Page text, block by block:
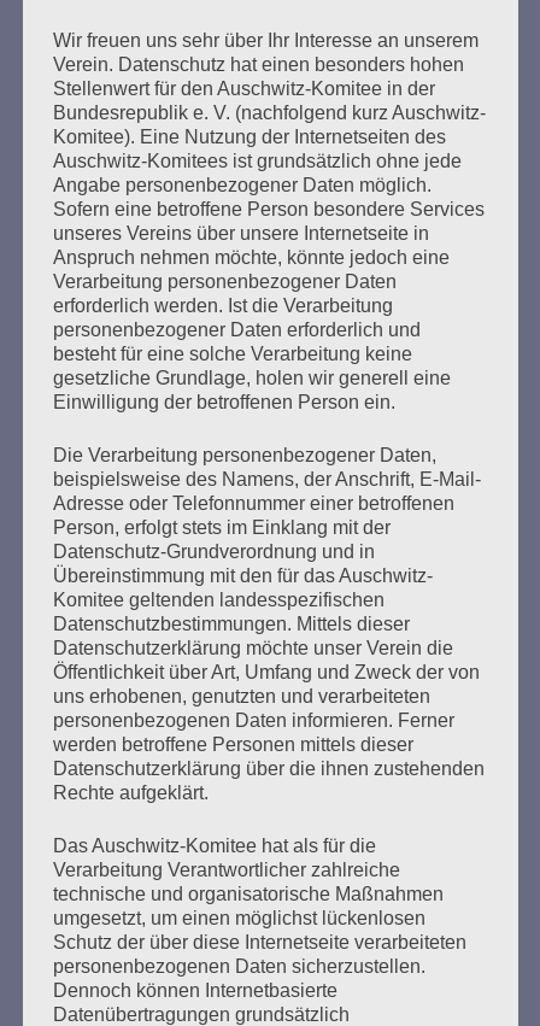
Erklärung des Auschwitz-Komitees zum 13. Februar
2010 Gemeinsam Alt- und Neonazis am 13. Februar
2010 in Dresden stoppen. Dresden, 13. Februar. Seit
1998 ist Dresden regelmäßiger „Gastgeber“ des größten
europaweiten Naziaufmarschs. Im Jahr 2009 waren es
mehr als 6000 Neonazis aus dem In- und Ausland, über
Jahre haben sie sich in Dresden mehr oder weniger…
mehr ...
Seitennummerierung
Beiträge
Zurück
Ich habe versprochen:
Ich werde mein ganzes Leben dafür kämpfen, dass
es keine Faschisten, keine Nazis mehr gibt.
Nirgendwo.
Esther Bejarano
SUCHEN
NACH:
Wir freuen uns sehr über Ihr Interesse an unserem
Verein. Datenschutz hat einen besonders hohen
Stellenwert für den Auschwitz-Komitee in der
Bundesrepublik e. V. (nachfolgend kurz Auschwitz-
Komitee). Eine Nutzung der Internetseiten des
Auschwitz-Komitees ist grundsätzlich ohne jede
Angabe personenbezogener Daten möglich.
Sofern eine betroffene Person besondere Services
unseres Vereins über unsere Internetseite in
Anspruch nehmen möchte, könnte jedoch eine
Verarbeitung personenbezogener Daten
erforderlich werden. Ist die Verarbeitung
personenbezogener Daten erforderlich und
besteht für eine solche Verarbeitung keine
gesetzliche Grundlage, holen wir generell eine
Einwilligung der betroffenen Person ein.
Die Verarbeitung personenbezogener Daten,
beispielsweise des Namens, der Anschrift, E-Mail-
Adresse oder Telefonnummer einer betroffenen
Person, erfolgt stets im Einklang mit der
Datenschutz-Grundverordnung und in
Übereinstimmung mit den für das Auschwitz-
Komitee geltenden landesspezifischen
Datenschutzbestimmungen. Mittels dieser
Datenschutzerklärung möchte unser Verein die
Öffentlichkeit über Art, Umfang und Zweck der von
uns erhobenen, genutzten und verarbeiteten
personenbezogenen Daten informieren. Ferner
werden betroffene Personen mittels dieser
Datenschutzerklärung über die ihnen zustehenden
Rechte aufgeklärt.
Das Auschwitz-Komitee hat als für die
Verarbeitung Verantwortlicher zahlreiche
technische und organisatorische Maßnahmen
umgesetzt, um einen möglichst lückenlosen
Schutz der über diese Internetseite verarbeiteten
personenbezogenen Daten sicherzustellen.
Dennoch können Internetbasierte
Datenübertragungen grundsätzlich